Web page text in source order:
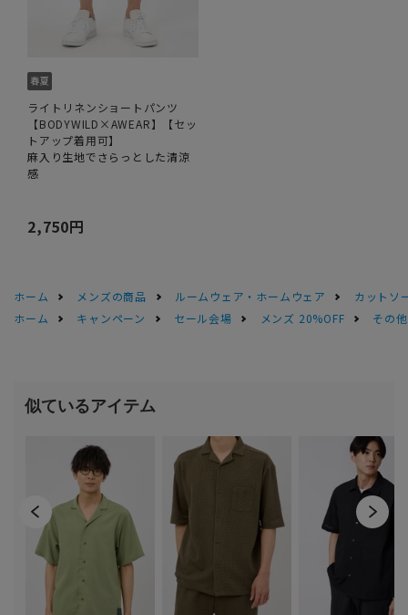
ライトリネンショートパンツ
【BODYWILD×AWEAR】【セッ
トアップ着用可】
麻入り生地でさらっとした清涼
感
2,750円
ホーム メンズの商品 ルームウェア・ホームウェア
カットソ
ホーム
キャンペーン セール会場 メンズ 20%OFF その